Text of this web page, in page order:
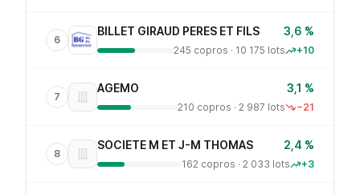
6
BILLET GIRAUD PERES ET FILS 3,6 %
245 copros · 10 175 lots +10
7
AGEMO 3,1 %
210 copros · 2 987 lots −21
8
SOCIETE M ET J-M THOMAS 2,4 %
162 copros · 2 033 lots +3